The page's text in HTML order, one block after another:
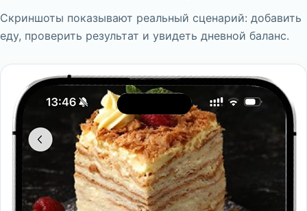
Скриншоты показывают реальный сценарий: добавить
еду, проверить результат и увидеть дневной баланс.